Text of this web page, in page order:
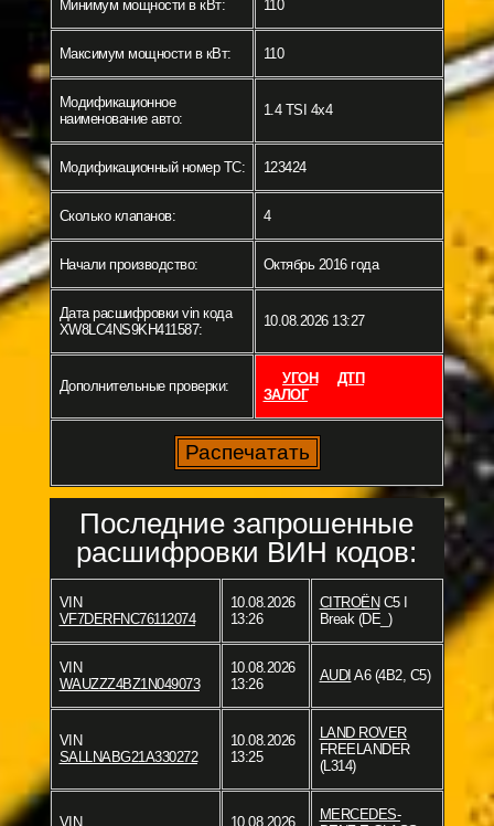
Минимум мощности в кВт: 110
Максимум мощности в кВт: 110
Модификационное
наименование авто:
1.4 TSI 4x4
Модификационный номер ТС: 123424
Сколько клапанов: 4
Начали производство: Октябрь 2016 года
Дата расшифровки vin кода
XW8LC4NS9KH411587:
10.08.2026 13:27
Дополнительные проверки: УГОН
ДТП
ЗАЛОГ
Последние запрошенные
расшифровки ВИН кодов:
VIN
VF7DERFNC76112074
10.08.2026
13:26
CITROËN C5 I
Break (DE_)
VIN
WAUZZZ4BZ1N049073
10.08.2026
13:26
AUDI A6 (4B2, C5)
VIN
SALLNABG21A330272
10.08.2026
13:25
LAND ROVER
FREELANDER
(L314)
VIN
10.08.2026
MERCEDES-